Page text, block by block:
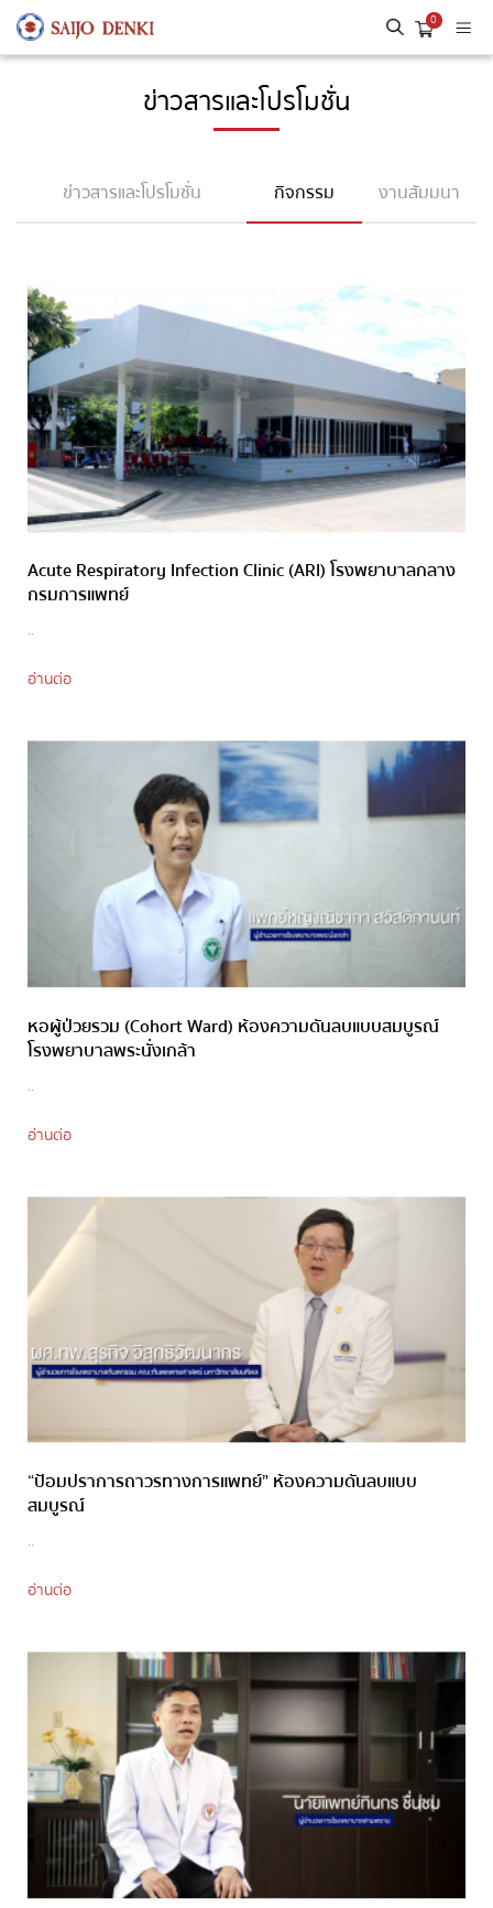
0
ข่าวสารและโปรโมชั่น
ข่าวสารและโปรโมชั่น กิจกรรม งานสัมมนา
Acute Respiratory Infection Clinic (ARI) โรงพยาบาลกลาง
กรมการแพทย์
..
อ่านต่อ
หอผู้ป่วยรวม (Cohort Ward) ห้องความดันลบแบบสมบูรณ์
โรงพยาบาลพระนั่งเกล้า
..
อ่านต่อ
“ป้อมปราการถาวรทางการแพทย์” ห้องความดันลบแบบ
สมบูรณ์
..
อ่านต่อ